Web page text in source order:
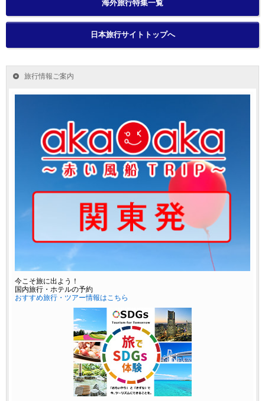
海外旅行特集一覧
日本旅行サイトトップへ
旅行情報ご案内
今こそ旅に出よう！
国内旅行・ホテルの予約
おすすめ旅行・ツアー情報はこちら